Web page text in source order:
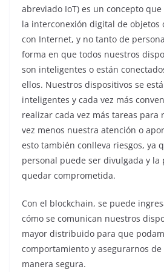
abreviado IoT) es un concepto
la interconexión digital de objetos
con Internet, y no tanto de
forma en que todos nuestros
son inteligentes o están
ellos. Nuestros dispositivos se
inteligentes y cada vez más
realizar cada vez más tareas para
vez menos nuestra atención o
esto también conlleva riesgos, ya
personal puede ser divulgada y la
quedar comprometida.
Con el blockchain, se puede
cómo se comunican nuestros
mayor distribuido para que
comportamiento y asegurarnos
manera segura.